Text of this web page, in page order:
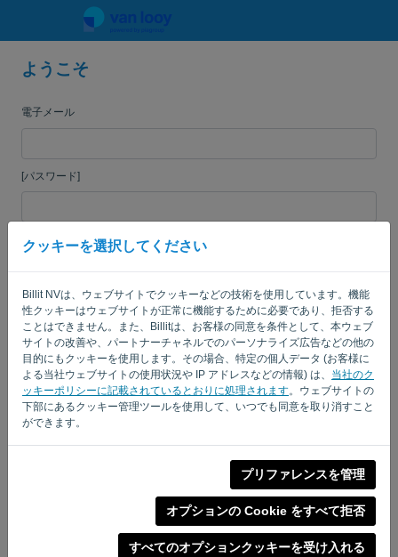
クッキーを選択してください
Billit NVは、ウェブサイトでクッキーなどの技術を使用しています。機能
性クッキーはウェブサイトが正常に機能するために必要であり、拒否する
ことはできません。また、Billitは、お客様の同意を条件として、本ウェブ
サイトの改善や、パートナーチャネルでのパーソナライズ広告などの他の
目的にもクッキーを使用します。その場合、特定の個人データ (お客様に
よる当社ウェブサイトの使用状況や IP アドレスなどの情報) は、 当社のク
ッキーポリシーに記載されているとおりに処理されます。ウェブサイトの
下部にあるクッキー管理ツールを使用して、いつでも同意を取り消すこと
ができます。
プリファレンスを管理
オプションの Cookie をすべて拒否
すべてのオプションクッキーを受け入れる
ようこそ
電子メール
[パスワード]
私を覚えている
ログイン
プライバシー・ポリシー